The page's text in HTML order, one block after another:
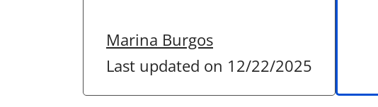
Marina Burgos
Last updated on 12/22/2025